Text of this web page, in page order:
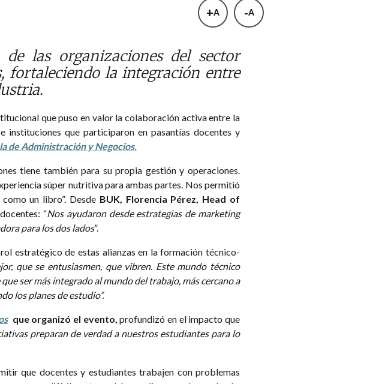
+A -A
las organizaciones del sector
fortaleciendo la integración entre
que puso en valor la colaboración activa entre la
que participaron en pasantías docentes y
de Administración y Negocios.
tiene también para su propia gestión y operaciones.
súper nutritiva para ambas partes. Nos permitió
un libro”. Desde BUK, Florencia Pérez, Head of
“Nos ayudaron desde estrategias de marketing
para los dos lados”.
estratégico de estas alianzas en la formación técnico-
que se entusiasmen, que vibren. Este mundo técnico
ser más integrado al mundo del trabajo, más cercano a
los planes de estudio”.
que organizó el evento, profundizó en el impacto que
preparan de verdad a nuestros estudiantes para lo
que docentes y estudiantes trabajen con problemas